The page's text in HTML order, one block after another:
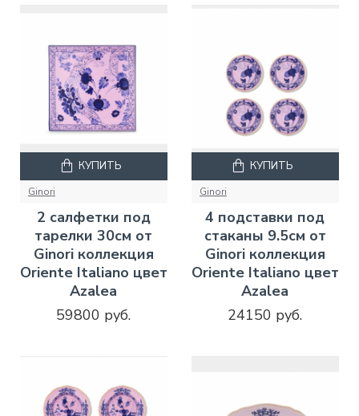
Ginori
2 салфетки под
тарелки 30см от
Ginori коллекция
Oriente Italiano цвет
Azalea
59800 руб.
КУПИТЬ
Ginori
4 подставки под
стаканы 9.5см от
Ginori коллекция
Oriente Italiano цвет
Azalea
24150 руб.
КУПИТЬ